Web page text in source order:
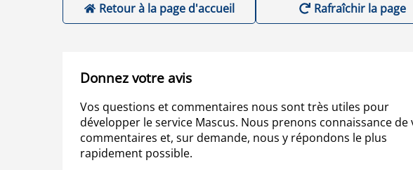
Retour à la page d'accueil Rafraîchir la page
Donnez votre avis
Vos questions et commentaires nous sont très utiles pour
développer le service Mascus. Nous prenons connaissance de
commentaires et, sur demande, nous y répondons le plus
rapidement possible.